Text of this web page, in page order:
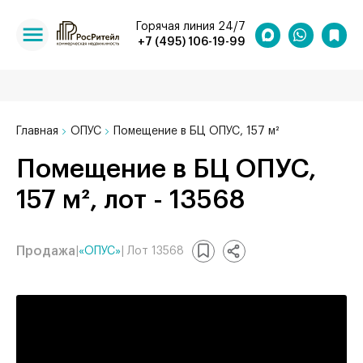
+7 (495) 106-19-99
Горячая линия 24/7
Главная ОПУС Помещение в БЦ ОПУС, 157 м²
Помещение в БЦ ОПУС,
157 м², лот - 13568
Продажа «ОПУС» | Лот 13568